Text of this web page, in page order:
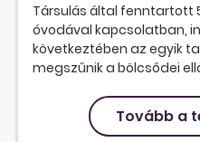
Társulás által fenntartott
óvodával kapcsolatban,
következtében az egyik
megszűnik a bölcsődei
Tovább a